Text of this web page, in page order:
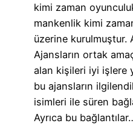
kimi zaman
mankenlik kimi
üzerine kurulmuştur.
Ajansların ortak
alan kişileri iyi işlere
bu ajansların
isimleri ile süren
Ayrıca bu